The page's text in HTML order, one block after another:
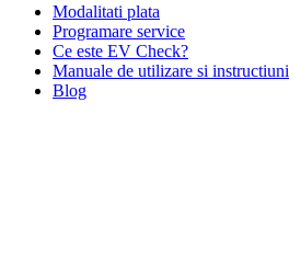
Modalitati plata
Programare service
Ce este EV Check?
Manuale de utilizare si instructiuni
Blog